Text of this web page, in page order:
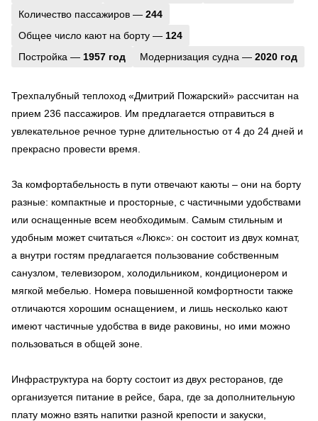
Количество пассажиров — 244
Общее число кают на борту — 124
Постройка — 1957 год Модернизация судна — 2020 год
Трехпалубный теплоход «Дмитрий Пожарский» рассчитан на
прием 236 пассажиров. Им предлагается отправиться в
увлекательное речное турне длительностью от 4 до 24 дней и
прекрасно провести время.
За комфортабельность в пути отвечают каюты – они на борту
разные: компактные и просторные, с частичными удобствами
или оснащенные всем необходимым. Самым стильным и
удобным может считаться «Люкс»: он состоит из двух комнат,
а внутри гостям предлагается пользование собственным
санузлом, телевизором, холодильником, кондиционером и
мягкой мебелью. Номера повышенной комфортности также
отличаются хорошим оснащением, и лишь несколько кают
имеют частичные удобства в виде раковины, но ими можно
пользоваться в общей зоне.
Инфраструктура на борту состоит из двух ресторанов, где
организуется питание в рейсе, бара, где за дополнительную
плату можно взять напитки разной крепости и закуски,